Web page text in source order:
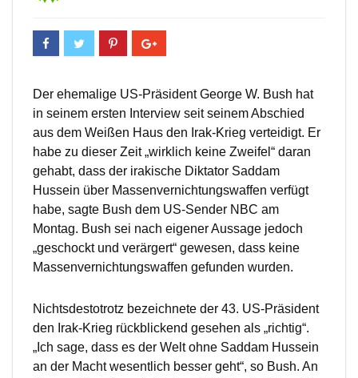
Der ehemalige US-Präsident George W. Bush hat
in seinem ersten Interview seit seinem Abschied
aus dem Weißen Haus den Irak-Krieg verteidigt. Er
habe zu dieser Zeit „wirklich keine Zweifel“ daran
gehabt, dass der irakische Diktator Saddam
Hussein über Massenvernichtungswaffen verfügt
habe, sagte Bush dem US-Sender NBC am
Montag. Bush sei nach eigener Aussage jedoch
„geschockt und verärgert“ gewesen, dass keine
Massenvernichtungswaffen gefunden wurden.
Nichtsdestotrotz bezeichnete der 43. US-Präsident
den Irak-Krieg rückblickend gesehen als „richtig“.
„Ich sage, dass es der Welt ohne Saddam Hussein
an der Macht wesentlich besser geht“, so Bush. An